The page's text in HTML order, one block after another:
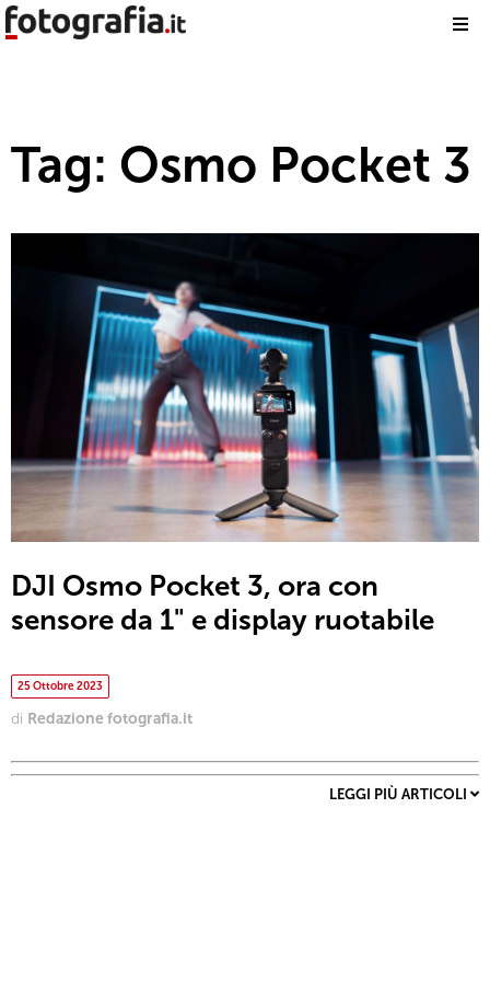
Tag: Osmo Pocket 3
DJI Osmo Pocket 3, ora con
sensore da 1" e display ruotabile
25 Ottobre 2023
di Redazione fotografia.it
LEGGI PIÙ ARTICOLI